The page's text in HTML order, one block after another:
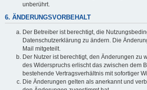
unberührt.
6. ÄNDERUNGSVORBEHALT
Der Betreiber ist berechtigt, die
Datenschutzerklärung zu ändern. Die
Mail mitgeteilt.
Der Nutzer ist berechtigt, den Änderungen zu
des Widerspruchs erlischt das zwischen dem
bestehende Vertragsverhältnis mit sofortiger
Die Änderungen gelten als anerkannt und